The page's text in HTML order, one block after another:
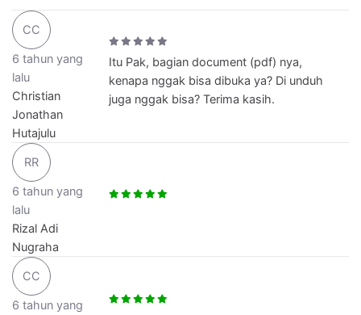
CC
6 tahun yang
lalu
Christian
Jonathan
Hutajulu
Itu Pak, bagian document (pdf) nya,
kenapa nggak bisa dibuka ya? Di unduh
juga nggak bisa? Terima kasih.
RR
6 tahun yang
lalu
Rizal Adi
Nugraha
CC
6 tahun yang